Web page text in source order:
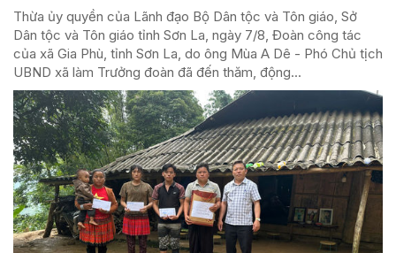
Thừa ủy quyền của Lãnh đạo Bộ Dân tộc và Tôn giáo, Sở
Dân tộc và Tôn giáo tỉnh Sơn La, ngày 7/8, Đoàn công tác
của xã Gia Phù, tỉnh Sơn La, do ông Mùa A Dê - Phó Chủ tịch
UBND xã làm Trưởng đoàn đã đến thăm, động...